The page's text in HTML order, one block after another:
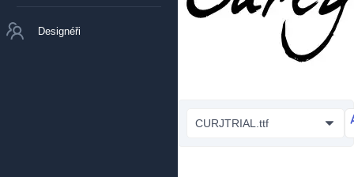
Designéři
CURJTRIAL.ttf